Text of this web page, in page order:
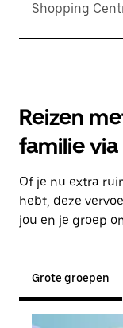
Shopping
Reizen
familie
Of je nu extra
hebt, deze
jou en je groep
Grote groepen